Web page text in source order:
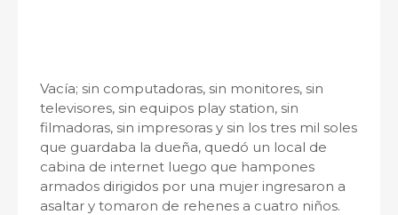
Vacía; sin computadoras, sin monitores, sin
televisores, sin equipos play station, sin
filmadoras, sin impresoras y sin los tres mil soles
que guardaba la dueña, quedó un local de
cabina de internet luego que hampones
armados dirigidos por una mujer ingresaron a
asaltar y tomaron de rehenes a cuatro niños.